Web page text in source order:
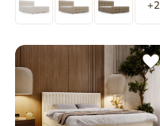
+2